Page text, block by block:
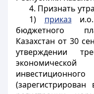
4. Признать
1) приказ
бюджетного
Казахстан от 30
утверждении
экономической
(зарегистрирован